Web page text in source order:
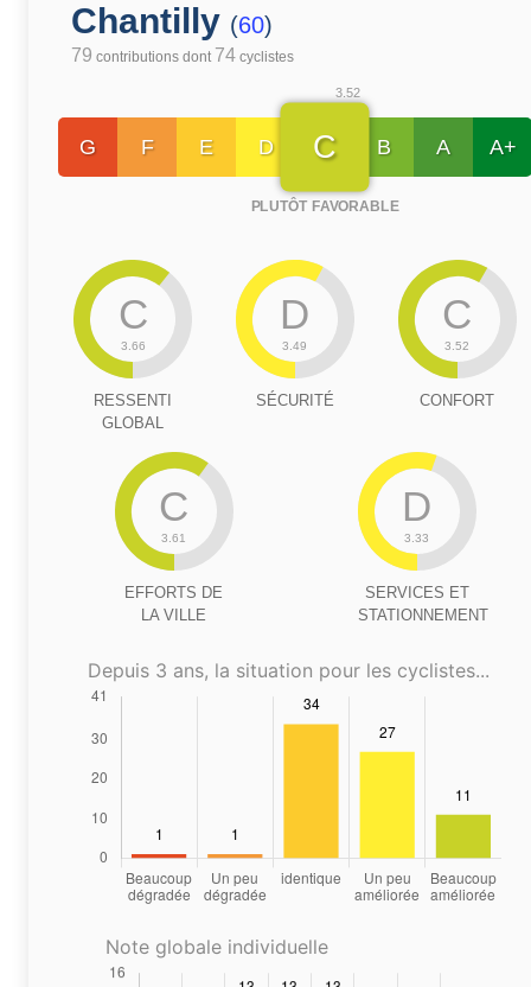
Chantilly (60)
79 contributions dont 74 cyclistes
G F E D
3.52
C
PLUTÔT FAVORABLE
B A A+
C
3.66
RESSENTI
GLOBAL
D
3.49
SÉCURITÉ
C
3.52
CONFORT
C
3.61
EFFORTS DE
LA VILLE
D
3.33
SERVICES ET
STATIONNEMENT
Depuis 3 ans, la situation pour les cyclistes...
Note globale individuelle